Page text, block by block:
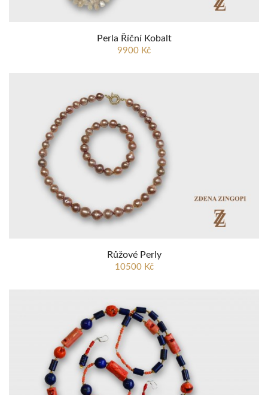
Perla Říční Kobalt
9900 Kč
Růžové Perly
10500 Kč